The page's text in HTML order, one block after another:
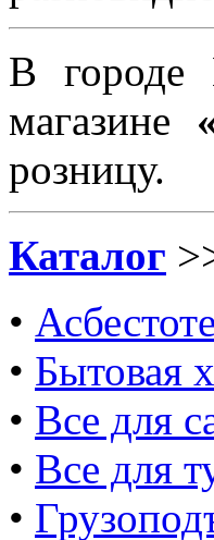
В
магазине
розницу.
Каталог
•
• Бытовая
• Все для
• Все для
•